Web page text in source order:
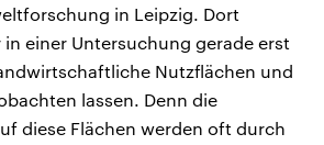
in Leipzig. Dort
einer Untersuchung gerade erst
Nutzflächen und
lassen. Denn die
diese Flächen werden oft durch